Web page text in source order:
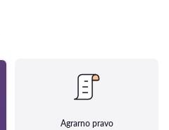
Agrarno pravo